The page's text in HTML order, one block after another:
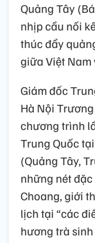
Quảng Tây
nhịp cầu nối
thúc đẩy
giữa Việt Nam
Giám đốc
Hà Nội
chương trình
Trung Quốc
(Quảng Tây,
những nét
Choang, giới
lịch tại “các
hương trà